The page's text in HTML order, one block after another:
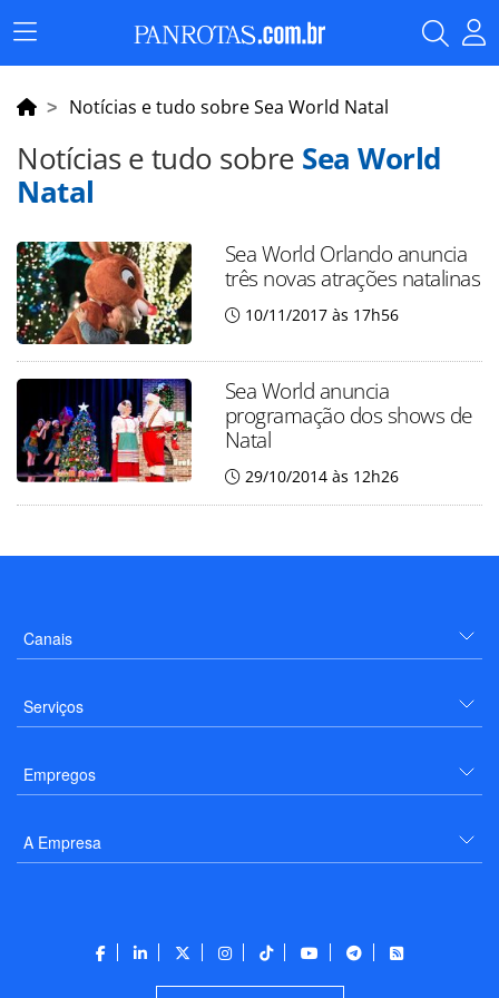
Menu
Principal
Notícias e tudo sobre Sea World Natal
Notícias e tudo sobre Sea World
Natal
Sea World Orlando anuncia
três novas atrações natalinas
10/11/2017 às 17h56
Sea World anuncia
programação dos shows de
Natal
29/10/2014 às 12h26
Canais
Serviços
Empregos
A Empresa